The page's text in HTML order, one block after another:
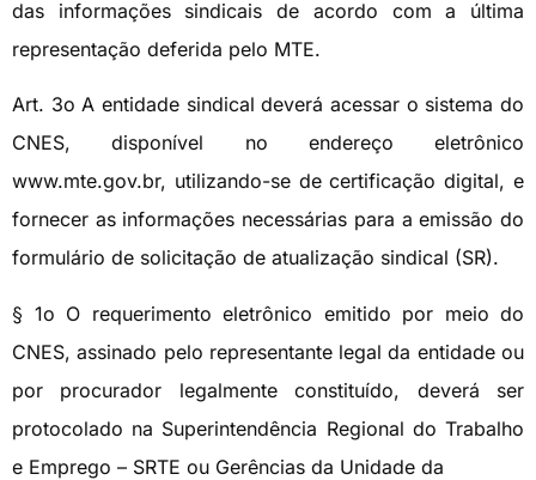
das informações sindicais de acordo com a última
representação deferida pelo MTE.
Art. 3o A entidade sindical deverá acessar o sistema do
CNES, disponível no endereço eletrônico
www.mte.gov.br, utilizando-se de certificação digital, e
fornecer as informações necessárias para a emissão do
formulário de solicitação de atualização sindical (SR).
§ 1o O requerimento eletrônico emitido por meio do
CNES, assinado pelo representante legal da entidade ou
por procurador legalmente constituído, deverá ser
protocolado na Superintendência Regional do Trabalho
e Emprego – SRTE ou Gerências da Unidade da